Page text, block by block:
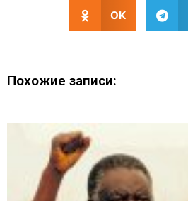
OK
Похожие записи: